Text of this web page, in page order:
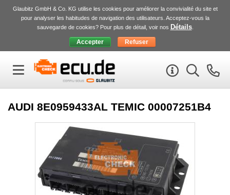
Glaubitz GmbH & Co. KG utilise les cookies pour améliorer la convivialité du site et
pour analyser les habitudes de navigation des utilisateurs. Acceptez-vous la
sauvegarde de cookies? Pour plus de détail, voir nos Détails.
AUDI 8E0959433AL TEMIC 00007251B4